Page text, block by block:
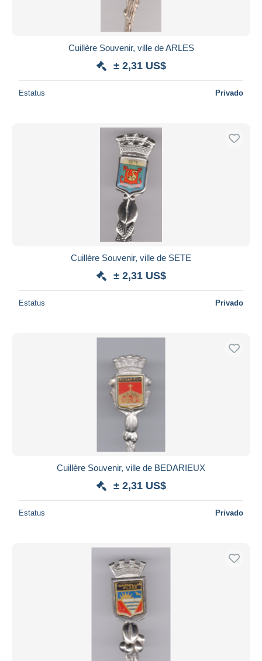
Cuillère Souvenir, ville de ARLES
± 2,31 US$
Estatus Privado
Cuillère Souvenir, ville de SETE
± 2,31 US$
Estatus Privado
Cuillère Souvenir, ville de BEDARIEUX
± 2,31 US$
Estatus Privado